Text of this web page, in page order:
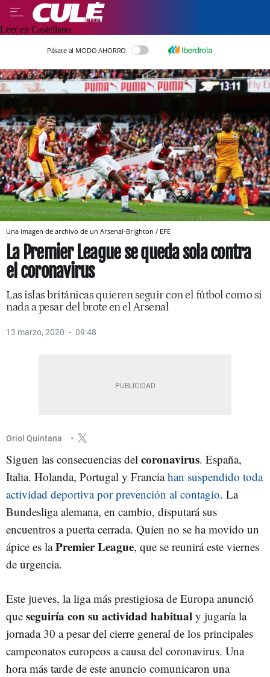
Leer en Castellano
Pásate al MODO AHORRO
Una imagen de archivo de un Arsenal-Brighton / EFE
La Premier League se queda sola contra
el coronavirus
Las islas británicas quieren seguir con el fútbol como si
nada a pesar del brote en el Arsenal
13 marzo, 2020 09:48
Oriol Quintana
Siguen las consecuencias del coronavirus. España,
Italia. Holanda, Portugal y Franciahan suspendido toda
actividad deportiva por prevención al contagio. La
Bundesliga alemana, en cambio, disputará sus
encuentros a puerta cerrada. Quien no se ha movido un
ápice es laPremier League, que se reunirá este viernes
de urgencia.
Este jueves, la liga más prestigiosa de Europa anunció
que seguiría con su actividad habitual y jugaría la
jornada 30 a pesar del cierre general de los principales
campeonatos europeos a causa del coronavirus. Una
hora más tarde de este anuncio comunicaron una